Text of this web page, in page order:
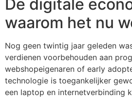
De digitale
waarom het nu
Nog geen twintig jaar geleden
verdienen voorbehouden aan
webshopeigenaren of early
technologie is toegankelijker
een laptop en internetverbinding